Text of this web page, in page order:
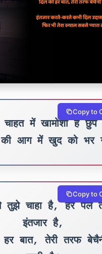
चाहत में खामोशी है
की आग में खुद को भर
Copy to
चाहा है, हर पल
इंतजार है,
हर बात, तेरी तरफ
Copy to